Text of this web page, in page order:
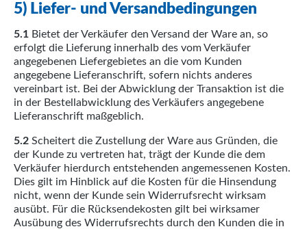
5) Liefer- und Versandbedingungen
5.1 Bietet der Verkäufer den Versand der Ware an, so
erfolgt die Lieferung innerhalb des vom Verkäufer
angegebenen Liefergebietes an die vom Kunden
angegebene Lieferanschrift, sofern nichts anderes
vereinbart ist. Bei der Abwicklung der Transaktion ist die
in der Bestellabwicklung des Verkäufers angegebene
Lieferanschrift maßgeblich.
5.2 Scheitert die Zustellung der Ware aus Gründen, die
der Kunde zu vertreten hat, trägt der Kunde die dem
Verkäufer hierdurch entstehenden angemessenen Kosten.
Dies gilt im Hinblick auf die Kosten für die Hinsendung
nicht, wenn der Kunde sein Widerrufsrecht wirksam
ausübt. Für die Rücksendekosten gilt bei wirksamer
Ausübung des Widerrufsrechts durch den Kunden die in